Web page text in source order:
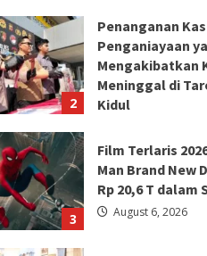
2
Penanganan
Penganiayaan
Mengakibatkan
Meninggal di
Kidul
3
Film Terlaris
Man Brand New
Rp 20,6 T dalam
August 6, 2026